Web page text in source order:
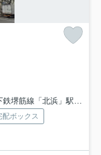
堺筋線「北浜」駅 徒歩6分
配ボックス